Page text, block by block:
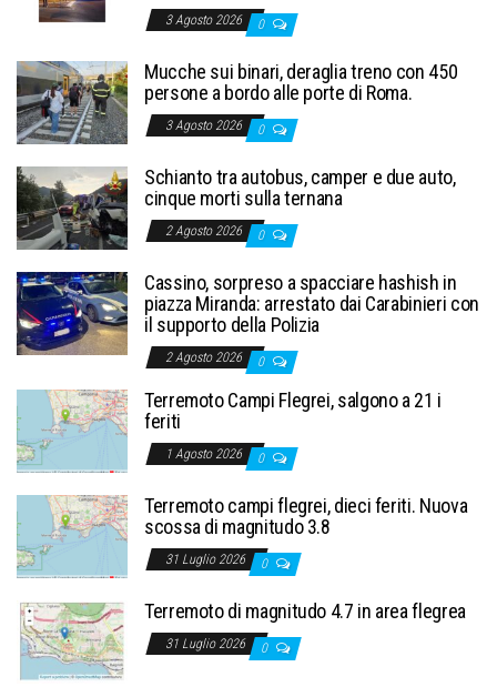
3 Agosto 2026 0
Mucche sui binari, deraglia treno con 450
persone a bordo alle porte di Roma.
3 Agosto 2026 0
Schianto tra autobus, camper e due auto,
cinque morti sulla ternana
2 Agosto 2026 0
Cassino, sorpreso a spacciare hashish in
piazza Miranda: arrestato dai Carabinieri con
il supporto della Polizia
2 Agosto 2026 0
Terremoto Campi Flegrei, salgono a 21 i
feriti
1 Agosto 2026 0
Terremoto campi flegrei, dieci feriti. Nuova
scossa di magnitudo 3.8
31 Luglio 2026 0
Terremoto di magnitudo 4.7 in area flegrea
31 Luglio 2026 0